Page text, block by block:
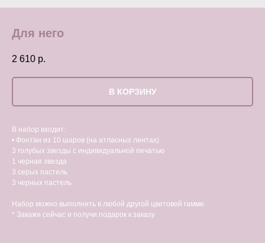
Для него
2 610 р.
В КОРЗИНУ
В набор входит:
• Фонтан из 10 шаров (на атласных лентах)
3 голубых звезды с индивидуальной печатью
1 черная звезда
3 серых пастель
3 черных пастель
Набор можно выполнить в любой другой цветовой гамме
* Закажи сейчас и получи подарок к заказу